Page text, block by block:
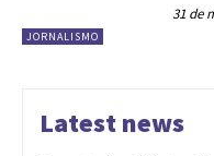
JORNALISMO
31 de
Latest news